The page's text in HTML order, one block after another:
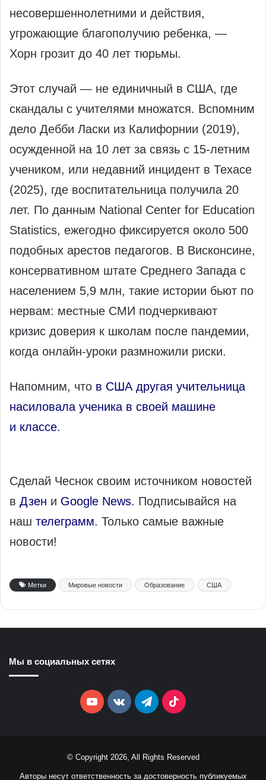
несовершеннолетними и действия,
угрожающие благополучию ребенка, —
Хорн грозит до 40 лет тюрьмы.
Этот случай — не единичный в США, где
скандалы с учителями множатся. Вспомним
дело Дебби Ласки из Калифорнии (2019),
осужденной на 10 лет за связь с 15-летним
учеником, или недавний инцидент в Техасе
(2025), где воспитательница получила 20
лет. По данным National Center for Education
Statistics, ежегодно фиксируется около 500
подобных арестов педагогов. В Висконсине,
консервативном штате Среднего Запада с
населением 5,9 млн, такие истории бьют по
нервам: местные СМИ подчеркивают
кризис доверия к школам после пандемии,
когда онлайн-уроки размножили риски.
Напомним, что в США другая учительница
насиловала ученика в своей машине
и классе.
Сделай Чеснок своим источником новостей
в Дзен и Google News. Подписывайся на
наш телеграмм. Только самые важные
новости!
Метки Мировые новости Образование США
Мы в социальных сетях
YouTubevk.comTelegramTikTok
© Copyright 2026, All Rights Reserved
Авторы несут ответственность за достоверность публикуемых